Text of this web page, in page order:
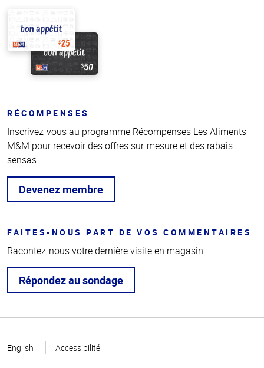
RÉCOMPENSES
Inscrivez-vous au programme Récompenses Les Aliments
M&M pour recevoir des offres sur-mesure et des rabais
sensas.
Devenez membre
FAITES-NOUS PART DE VOS COMMENTAIRES
Racontez-nous votre dernière visite en magasin.
Répondez au sondage
page
English Accessibilité